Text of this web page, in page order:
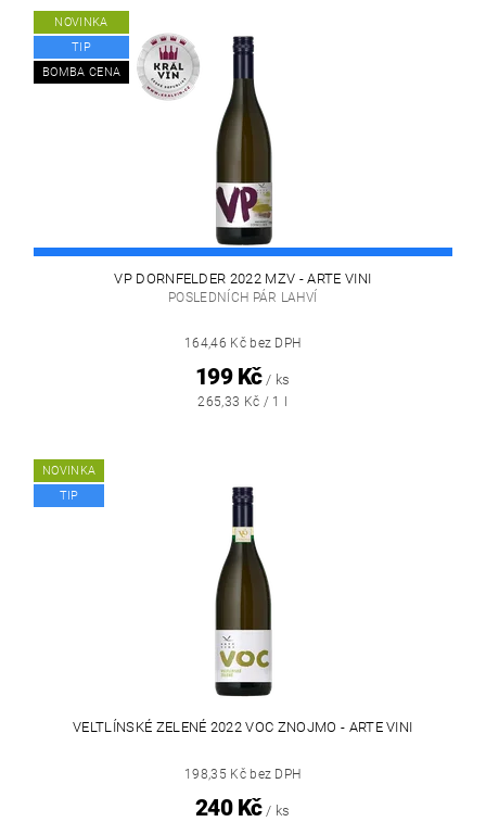
NOVINKA
TIP
BOMBA CENA
VP DORNFELDER 2022 MZV - ARTE VINI
POSLEDNÍCH PÁR LAHVÍ
164,46 Kč bez DPH
199 Kč / ks
265,33 Kč / 1 l
NOVINKA
TIP
VELTLÍNSKÉ ZELENÉ 2022 VOC ZNOJMO - ARTE VINI
198,35 Kč bez DPH
240 Kč / ks